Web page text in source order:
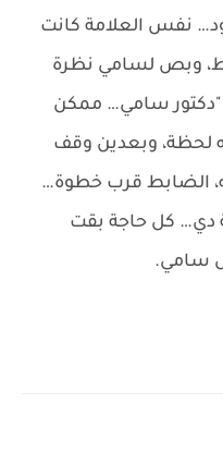
نفس العلامة كانت
وبص لسامي نظرة
"دكتور سامي… ممكن
وبعدين وقف
الضابط قرب خطوة…
دي… كل حاجة بقت
سامي.